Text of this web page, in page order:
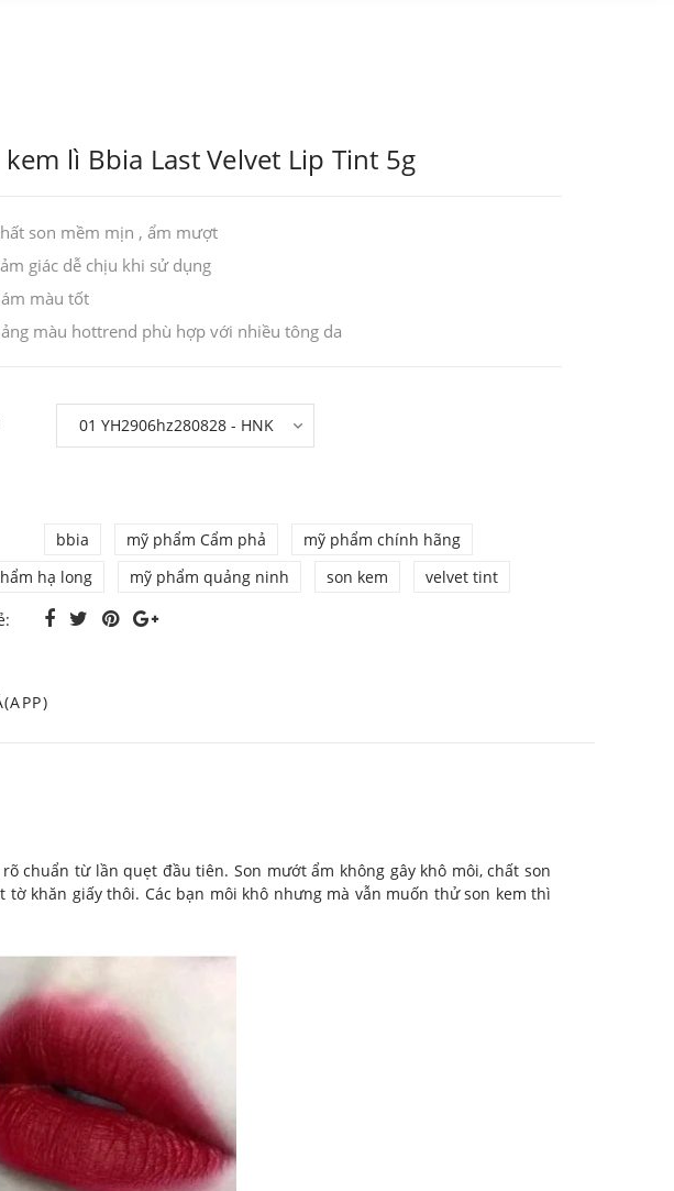
kem lì Bbia Last Velvet Lip Tint 5g
son mềm mịn , ẩm mượt
giác dễ chịu khi sử dụng
màu tốt
màu hottrend phù hợp với nhiều tông da
bbia mỹ phẩm Cẩm phả
mỹ phẩm chính hãng
hạ long
mỹ phẩm quảng ninh son kem velvet tint
chuẩn từ lần quẹt đầu tiên. Son mướt ẩm không gây khô môi, chất son
khăn giấy thôi. Các bạn môi khô nhưng mà vẫn muốn thử son kem thì